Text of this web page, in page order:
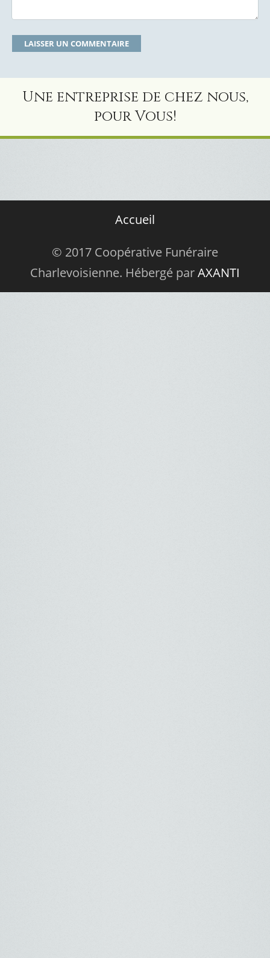
Une entreprise de chez nous,
pour Vous!
Accueil
© 2017 Coopérative Funéraire
Charlevoisienne. Hébergé parAXANTI